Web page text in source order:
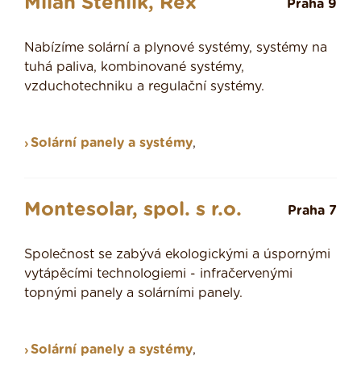
Praha 9
Nabízíme solární a plynové systémy, systémy na
tuhá paliva, kombinované systémy,
vzduchotechniku a regulační systémy.
Solární panely a systémy,
Montesolar, spol. s r.o. Praha 7
Společnost se zabývá ekologickými a úspornými
vytápěcími technologiemi - infračervenými
topnými panely a solárními panely.
Solární panely a systémy,